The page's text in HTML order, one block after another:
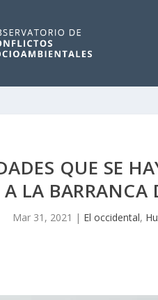
QUE SE
A LA
Mar 31, 2021 | El occidental,